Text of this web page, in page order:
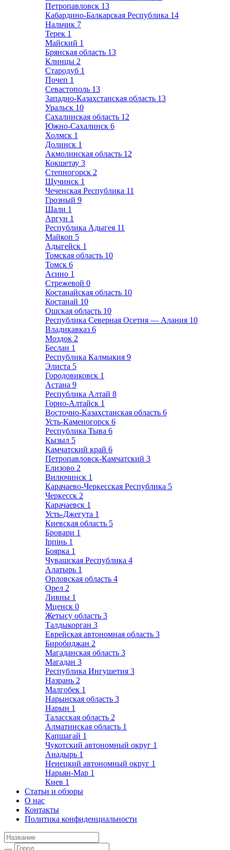
Петропавловск 13
Кабардино-Балкарская Республика 14
Нальчик 7
Терек 1
Майский 1
Брянская область 13
Клинцы 2
Стародуб 1
Почеп 1
Севастополь 13
Западно-Казахстанская область 13
Уральск 10
Сахалинская область 12
Южно-Сахалинск 6
Холмск 1
Долинск 1
Акмолинская область 12
Кокшетау 3
Степногорск 2
Щучинск 1
Чеченская Республика 11
Грозный 9
Шали 1
Аргун 1
Республика Адыгея 11
Майкоп 5
Адыгейск 1
Томская область 10
Томск 6
Асино 1
Стрежевой 0
Костанайская область 10
Костанай 10
Ошская область 10
Республика Северная Осетия — Алания 10
Владикавказ 6
Моздок 2
Беслан 1
Республика Калмыкия 9
Элиста 5
Городовиковск 1
Астана 9
Республика Алтай 8
Горно-Алтайск 1
Восточно-Казахстанская область 6
Усть-Каменогорск 6
Республика Тыва 6
Кызыл 5
Камчатский край 6
Петропавловск-Камчатский 3
Елизово 2
Вилючинск 1
Карачаево-Черкесская Республика 5
Черкесск 2
Карачаевск 1
Усть-Джегута 1
Киевская область 5
Бровари 1
Ірпінь 1
Боярка 1
Чувашская Республика 4
Алатырь 1
Орловская область 4
Орел 2
Ливны 1
Мценск 0
Жетысу область 3
Талдыкорган 3
Еврейская автономная область 3
Биробиджан 2
Магаданская область 3
Магадан 3
Республика Ингушетия 3
Назрань 2
Малгобек 1
Нарынская область 3
Нарын 1
Таласская область 2
Алматинская область 1
Капшагай 1
Чукотский автономный округ 1
Анадырь 1
Ненецкий автономный округ 1
Нарьян-Мар 1
Киев 1
Статьи и обзоры
О нас
Контакты
Политика конфиденциальности